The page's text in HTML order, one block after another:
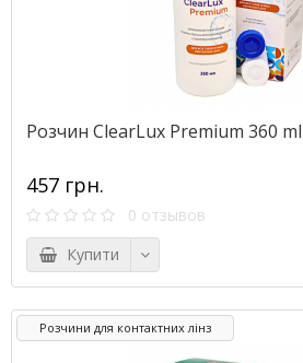
Розчин ClearLux Premium 360 ml
457 грн.
0 отзывов
Купити
Розчини для контактних лінз